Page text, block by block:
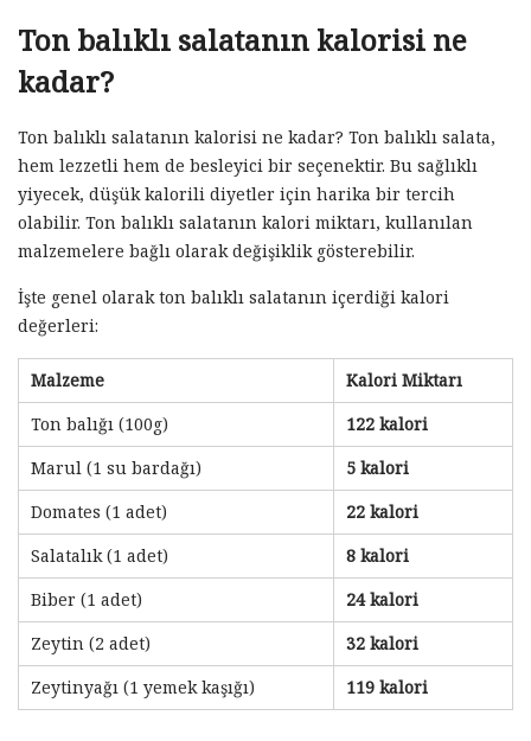
Ton balıklı salatanın kalorisi ne
kadar?
Ton balıklı salatanın kalorisi ne kadar? Ton balıklı salata,
hem lezzetli hem de besleyici bir seçenektir. Bu sağlıklı
yiyecek, düşük kalorili diyetler için harika bir tercih
olabilir. Ton balıklı salatanın kalori miktarı, kullanılan
malzemelere bağlı olarak değişiklik gösterebilir.
İşte genel olarak ton balıklı salatanın içerdiği kalori
değerleri:
Malzeme
Kalori Miktarı
Ton balığı (100g)
122 kalori
Marul (1 su bardağı)
5 kalori
Domates (1 adet)
22 kalori
Salatalık (1 adet)
8 kalori
Biber (1 adet)
24 kalori
Zeytin (2 adet)
32 kalori
Zeytinyağı (1 yemek kaşığı)
119 kalori